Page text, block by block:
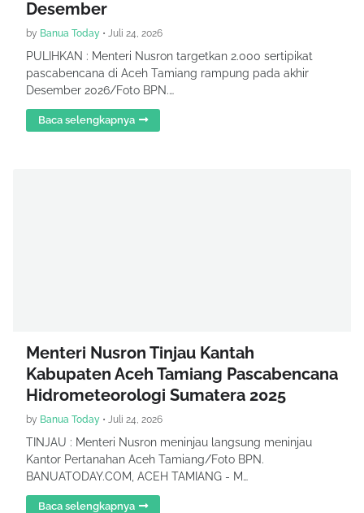
Desember
by Banua Today • Juli 24, 2026
PULIHKAN : Menteri Nusron targetkan 2.000 sertipikat
pascabencana di Aceh Tamiang rampung pada akhir
Desember 2026/Foto BPN.…
Baca selengkapnya
Menteri Nusron Tinjau Kantah
Kabupaten Aceh Tamiang Pascabencana
Hidrometeorologi Sumatera 2025
by Banua Today • Juli 24, 2026
TINJAU : Menteri Nusron meninjau langsung meninjau
Kantor Pertanahan Aceh Tamiang/Foto BPN.
BANUATODAY.COM, ACEH TAMIANG - M…
Baca selengkapnya